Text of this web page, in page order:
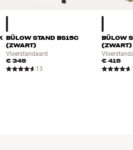
BÜLOW STAND BS15C
(ZWART)
Vloerstandaard
€ 349
13
BÜLOW
(ZWART)
€ 419